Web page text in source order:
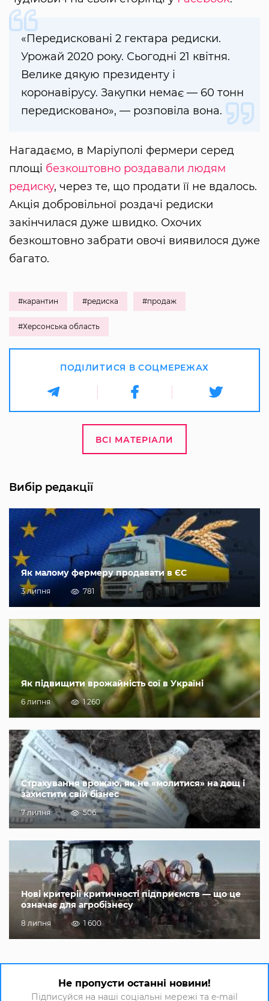
«Передисковані 2 гектара редиски.
Урожай 2020 року. Сьогодні 21 квітня.
Велике дякую президенту і
коронавірусу. Закупки немає — 60 тонн
передисковано», — розповіла вона.
Нагадаємо, в Маріуполі фермери серед
площі безкоштовно роздавали людям
редиску, через те, що продати її не вдалось.
Акція добровільної роздачі редиски
закінчилася дуже швидко. Охочих
безкоштовно забрати овочі виявилося дуже
багато.
#карантин #редиска #продаж
#Херсонська область
ПОДІЛИТИСЯ В СОЦМЕРЕЖАХ
ВСІ МАТЕРІАЛИ
Вибір редакції
Як малому фермеру продавати в ЄС
3 липня 781
Як підвищити врожайність сої в Україні
6 липня 1 260
Страхування врожаю, як не «молитися» на дощ і
захистити свій бізнес
7 липня 506
Нові критерії критичності підприємств — що це
означає для агробізнесу
8 липня 1 600
Не пропусти останні новини!
Підписуйся на наші соціальні мережі та e-mail